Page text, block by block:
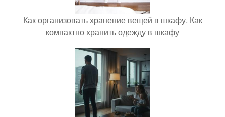
Как организовать хранение вещей в шкафу. Как
компактно хранить одежду в шкафу